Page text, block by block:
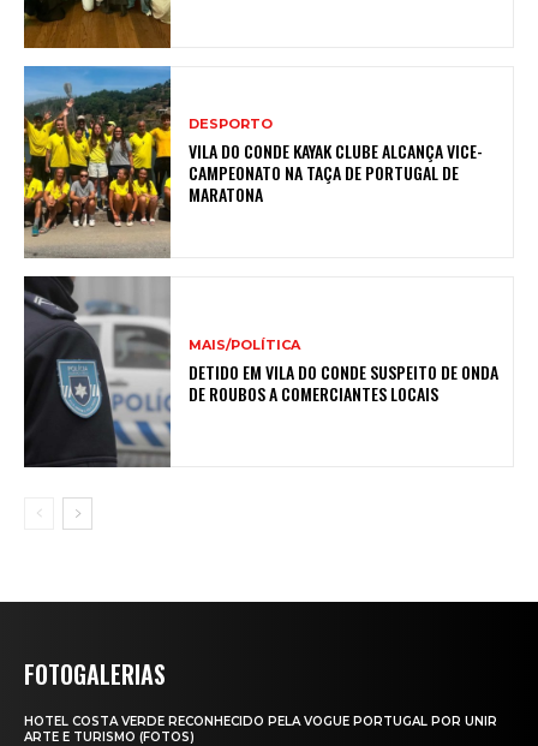
DESPORTO
VILA DO CONDE KAYAK CLUBE ALCANÇA VICE-
CAMPEONATO NA TAÇA DE PORTUGAL DE
MARATONA
MAIS/POLÍTICA
DETIDO EM VILA DO CONDE SUSPEITO DE ONDA
DE ROUBOS A COMERCIANTES LOCAIS
FOTOGALERIAS
HOTEL COSTA VERDE RECONHECIDO PELA VOGUE PORTUGAL POR UNIR
ARTE E TURISMO (FOTOS)